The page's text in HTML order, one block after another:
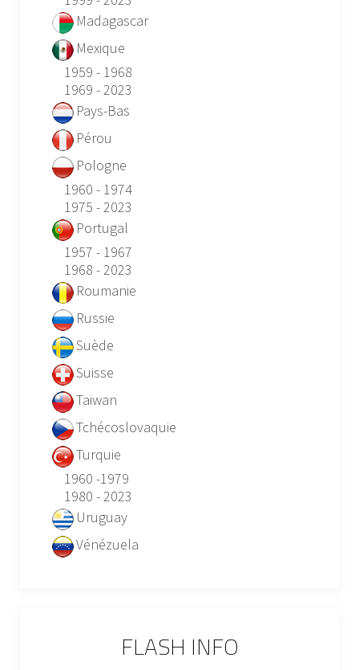
Madagascar
Mexique
1959 - 1968
1969 - 2023
Pays-Bas
Pérou
Pologne
1960 - 1974
1975 - 2023
Portugal
1957 - 1967
1968 - 2023
Roumanie
Russie
Suède
Suisse
Taiwan
Tchécoslovaquie
Turquie
1960 -1979
1980 - 2023
Uruguay
Vénézuela
FLASH INFO